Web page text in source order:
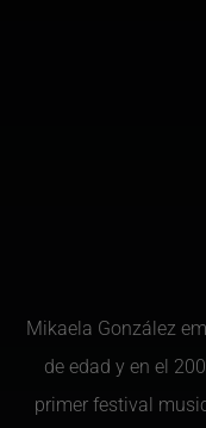
Mikaela González
de edad y en el
primer festival